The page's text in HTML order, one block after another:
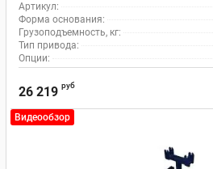
Артикул:
Форма основания:
Грузоподъемность, кг:
Тип привода:
Опции:
26 219 руб
Видеообзор